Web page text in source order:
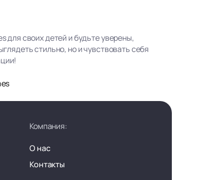
для своих детей и будьте уверены,
стильно, но и чувствовать себя
Компания:
О нас
Контакты